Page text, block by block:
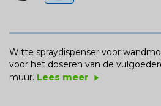
Witte spraydispenser voor
voor het doseren van de
muur. Lees meer play_arrow